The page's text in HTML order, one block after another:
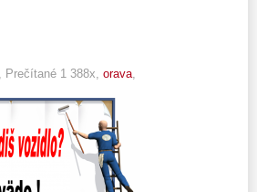
, Prečítané 1 388x, orava